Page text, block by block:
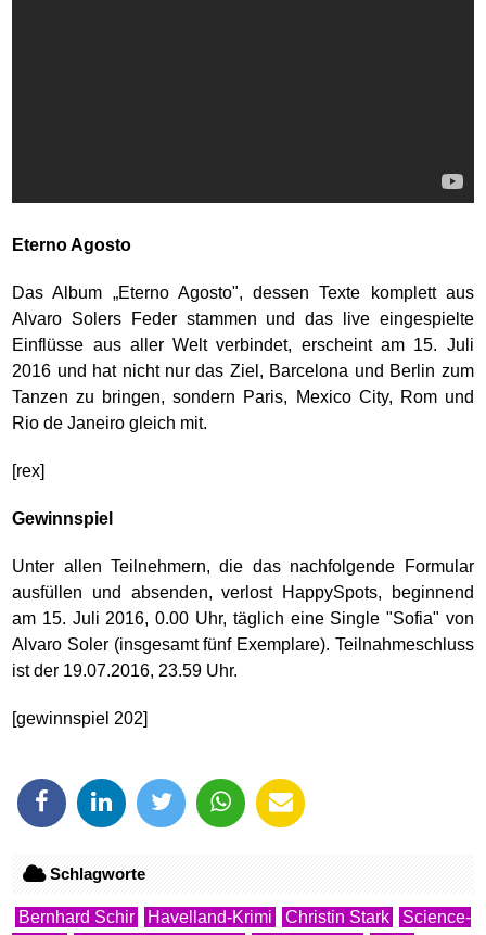
Eterno Agosto
Das Album „Eterno Agosto", dessen Texte komplett aus
Alvaro Solers Feder stammen und das live eingespielte
Einflüsse aus aller Welt verbindet, erscheint am 15. Juli
2016 und hat nicht nur das Ziel, Barcelona und Berlin zum
Tanzen zu bringen, sondern Paris, Mexico City, Rom und
Rio de Janeiro gleich mit.
[rex]
Gewinnspiel
Unter allen Teilnehmern, die das nachfolgende Formular
ausfüllen und absenden, verlost HappySpots, beginnend
am 15. Juli 2016, 0.00 Uhr, täglich eine Single "Sofia" von
Alvaro Soler (insgesamt fünf Exemplare). Teilnahmeschluss
ist der 19.07.2016, 23.59 Uhr.
[gewinnspiel 202]
Schlagworte
Bernhard Schir Havelland-Krimi Christin Stark
Science-